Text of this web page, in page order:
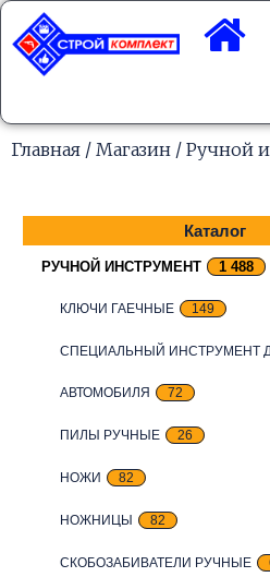
Перейти
содержимому
Главная / Магазин / Ручной
Каталог
РУЧНОЙ ИНСТРУМЕНТ 1 488
КЛЮЧИ ГАЕЧНЫЕ 149
СПЕЦИАЛЬНЫЙ ИНСТРУМЕНТ
АВТОМОБИЛЯ 72
ПИЛЫ РУЧНЫЕ 26
НОЖИ 82
НОЖНИЦЫ 82
СКОБОЗАБИВАТЕЛИ РУЧНЫЕ